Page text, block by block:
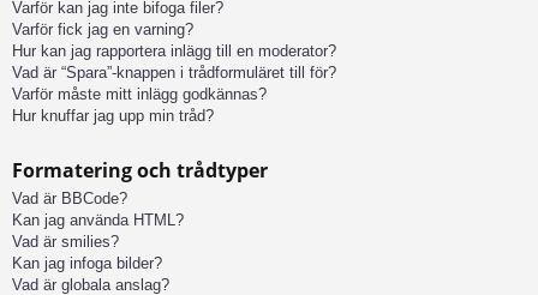
Varför kan jag inte bifoga filer?
Varför fick jag en varning?
Hur kan jag rapportera inlägg till en moderator?
Vad är “Spara”-knappen i trådformuläret till för?
Varför måste mitt inlägg godkännas?
Hur knuffar jag upp min tråd?
Formatering och trådtyper
Vad är BBCode?
Kan jag använda HTML?
Vad är smilies?
Kan jag infoga bilder?
Vad är globala anslag?